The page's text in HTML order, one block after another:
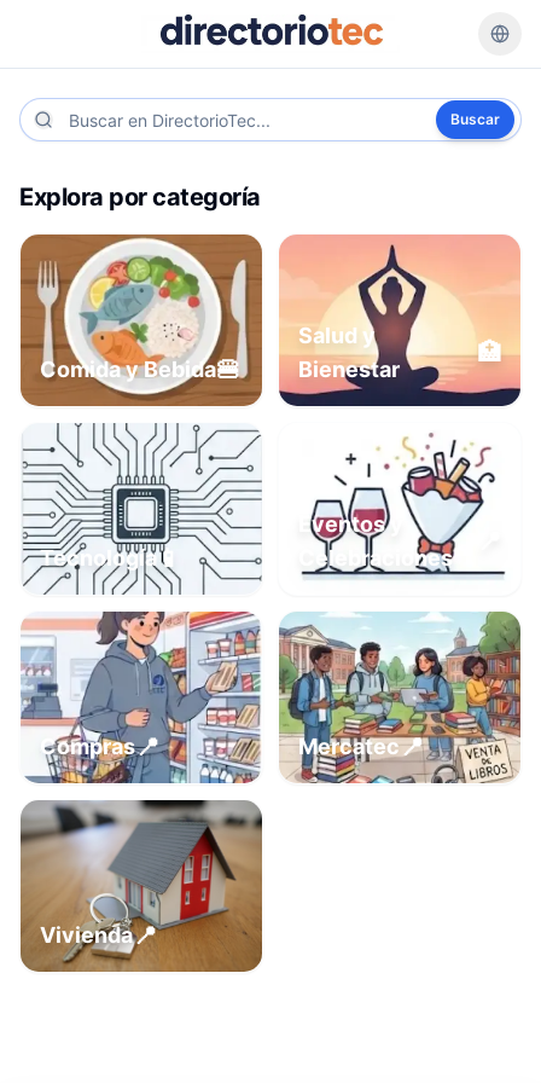
Buscar
Explora por categoría
Comida y Bebida🍔
Salud y
Bienestar
🏥
Tecnología📱
Eventos y
Celebraciones
Compras📍 Mercatec📍
Vivienda📍